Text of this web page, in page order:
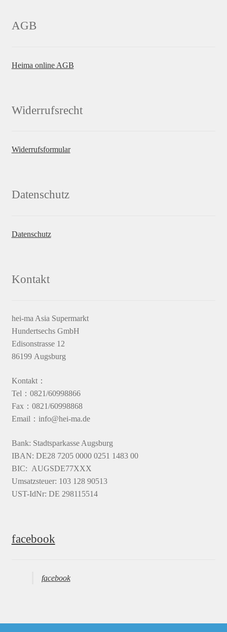
AGB
Heima online AGB
Widerrufsrecht
Widerrufsformular
Datenschutz
Datenschutz
Kontakt
hei-ma Asia Supermarkt
Hundertsechs GmbH
Edisonstrasse 12
86199 Augsburg
Kontakt：
Tel：0821/60998866
Fax：0821/60998868
Email：info@hei-ma.de
Bank: Stadtsparkasse Augsburg
IBAN: DE28 7205 0000 0251 1483 00
BIC: AUGSDE77XXX
Umsatzsteuer: 103 128 90513
UST-IdNr: DE 298115514
facebook
facebook